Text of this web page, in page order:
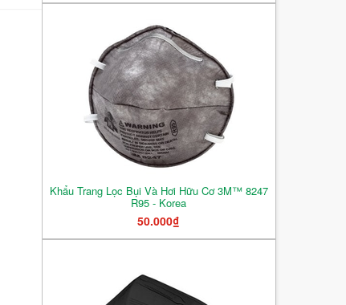
Khẩu Trang Lọc Bụi Và Hơi Hữu Cơ 3M™ 8247
R95 - Korea
50.000₫